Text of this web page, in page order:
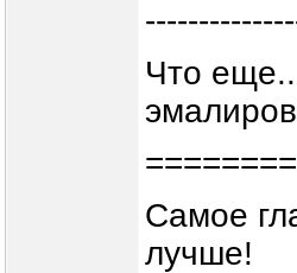
Что
Самое
лучше!